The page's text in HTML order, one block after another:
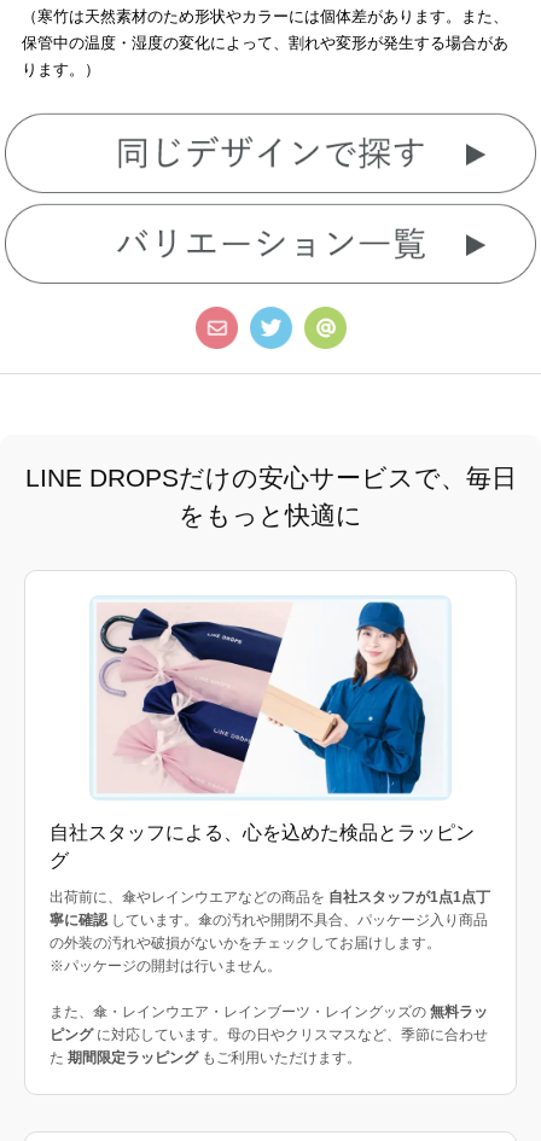
（寒竹は天然素材のため形状やカラーには個体差があります。また、
保管中の温度・湿度の変化によって、割れや変形が発生する場合があ
ります。）
LINE DROPSだけの安心サービスで、毎日
をもっと快適に
自社スタッフによる、心を込めた検品とラッピン
グ
出荷前に、傘やレインウエアなどの商品を 自社スタッフが1点1点丁
寧に確認 しています。傘の汚れや開閉不具合、パッケージ入り商品
の外装の汚れや破損がないかをチェックしてお届けします。
※パッケージの開封は行いません。
また、傘・レインウエア・レインブーツ・レイングッズの 無料ラッ
ピングに対応しています。母の日やクリスマスなど、季節に合わせ
た 期間限定ラッピングもご利用いただけます。